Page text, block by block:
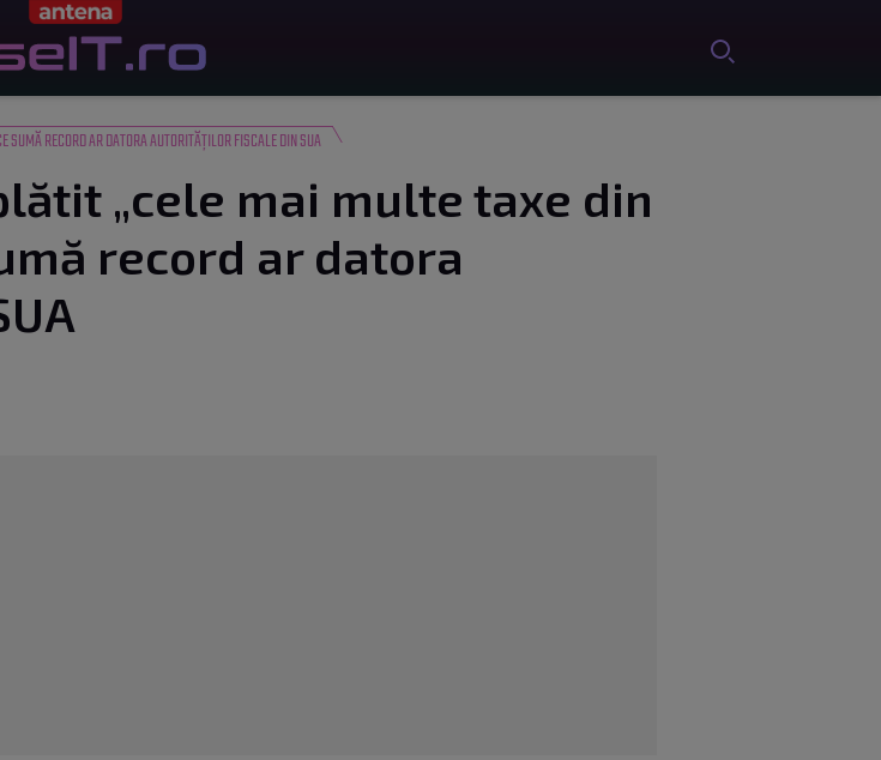
RECORD AR DATORA AUTORITĂȚILOR FISCALE DIN SUA
„cele mai multe taxe din
record ar datora